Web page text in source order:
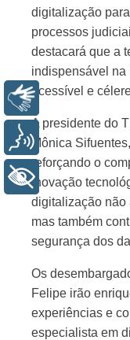
digitalização
processos
destacará que a
indispensável na
acessível e
A presidente do
Mônica
reforçando o
inovação
digitalização não
mas também
segurança dos
Os
Felipe irão
experiências e
especialista em
Libras
Voz
+